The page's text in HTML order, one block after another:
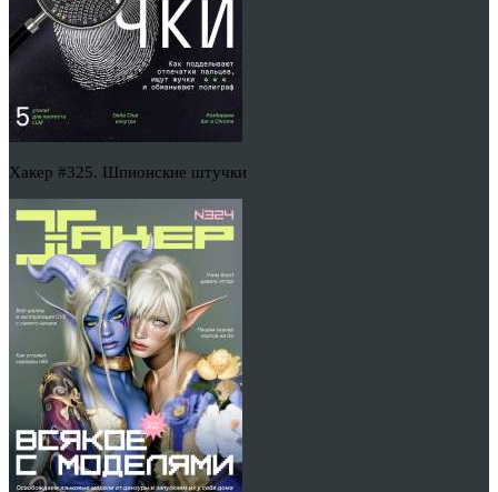
Хакер #325. Шпионские штучки